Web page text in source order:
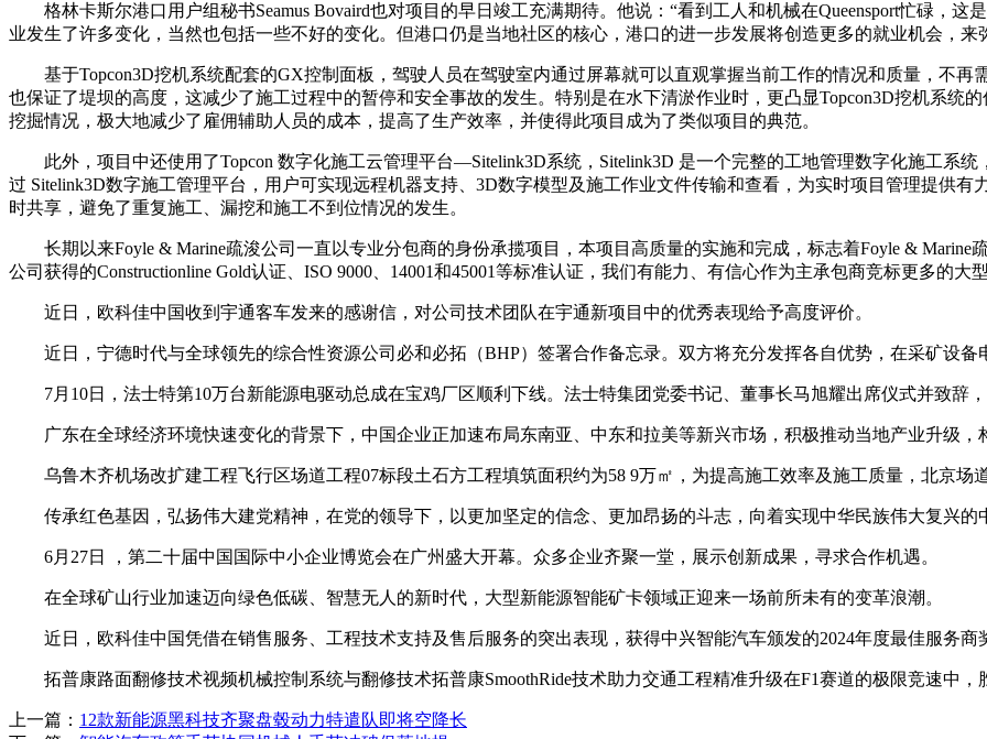
格林卡斯尔港口用户组秘书Seamus Bovaird也对项目的早日竣工充满期待。他说：“看到工人和机械在Queensport忙碌，这
业发生了许多变化，当然也包括一些不好的变化。但港口仍是当地社区的核心，港口的进一步发展将创造更多的就业机会，来
基于Topcon3D挖机系统配套的GX控制面板，驾驶人员在驾驶室内通过屏幕就可以直观掌握当前工作的情况和质量，不再
也保证了堤坝的高度，这减少了施工过程中的暂停和安全事故的发生。特别是在水下清淤作业时，更凸显Topcon3D挖机系统
挖掘情况，极大地减少了雇佣辅助人员的成本，提高了生产效率，并使得此项目成为了类似项目的典范。
此外，项目中还使用了Topcon 数字化施工云管理平台—Sitelink3D系统，Sitelink3D 是一个完整的工地管理数字化施工系统
过 Sitelink3D数字施工管理平台，用户可实现远程机器支持、3D数字模型及施工作业文件传输和查看，为实时项目管理提供
时共享，避免了重复施工、漏挖和施工不到位情况的发生。
长期以来Foyle & Marine疏浚公司一直以专业分包商的身份承揽项目，本项目高质量的实施和完成，标志着Foyle & Marine
公司获得的Constructionline Gold认证、ISO 9000、14001和45001等标准认证，我们有能力、有信心作为主承包商竞标更多的大
近日，欧科佳中国收到宇通客车发来的感谢信，对公司技术团队在宇通新项目中的优秀表现给予高度评价。
近日，宁德时代与全球领先的综合性资源公司必和必拓（BHP）签署合作备忘录。双方将充分发挥各自优势，在采矿设备
7月10日，法士特第10万台新能源电驱动总成在宝鸡厂区顺利下线。法士特集团党委书记、董事长马旭耀出席仪式并致辞，
广东在全球经济环境快速变化的背景下，中国企业正加速布局东南亚、中东和拉美等新兴市场，积极推动当地产业升级，
乌鲁木齐机场改扩建工程飞行区场道工程07标段土石方工程填筑面积约为58 9万㎡，为提高施工效率及施工质量，北京场
传承红色基因，弘扬伟大建党精神，在党的领导下，以更加坚定的信念、更加昂扬的斗志，向着实现中华民族伟大复兴的
6月27日 ，第二十届中国国际中小企业博览会在广州盛大开幕。众多企业齐聚一堂，展示创新成果，寻求合作机遇。
在全球矿山行业加速迈向绿色低碳、智慧无人的新时代，大型新能源智能矿卡领域正迎来一场前所未有的变革浪潮。
近日，欧科佳中国凭借在销售服务、工程技术支持及售后服务的突出表现，获得中兴智能汽车颁发的2024年度最佳服务商
拓普康路面翻修技术视频机械控制系统与翻修技术拓普康SmoothRide技术助力交通工程精准升级在F1赛道的极限竞速中，
上一篇： 12款新能源黑科技齐聚盘毂动力特遣队即将空降长